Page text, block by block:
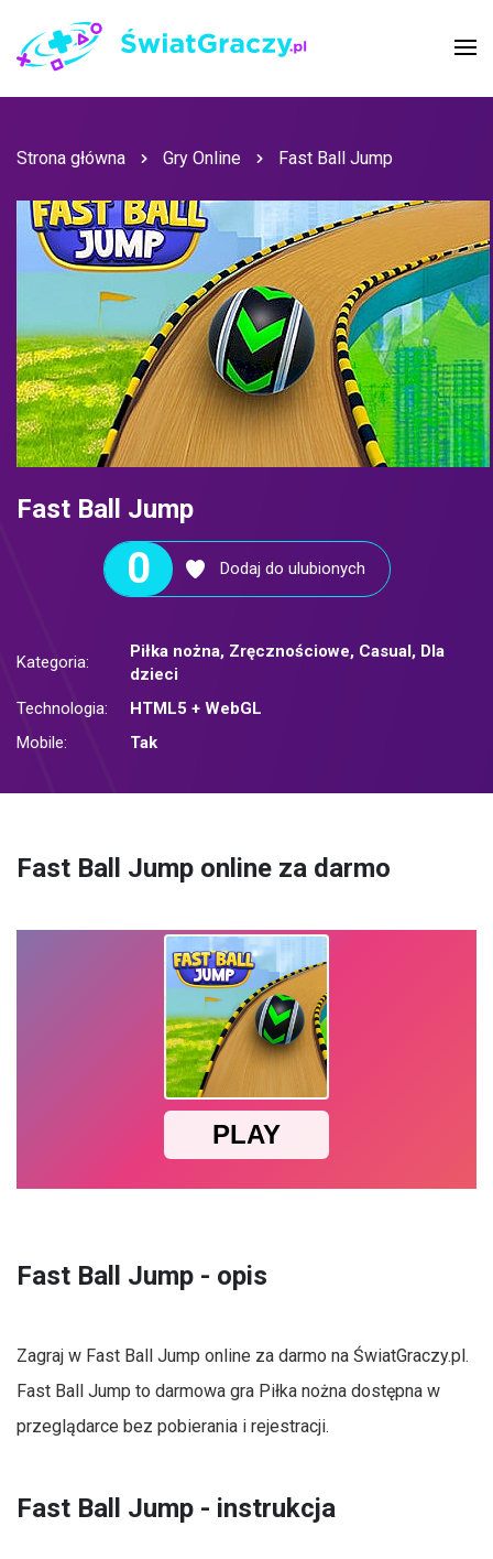
Strona główna Gry Online Fast Ball Jump
Fast Ball Jump
0 Dodaj do ulubionych
Kategoria:
Piłka nożna, Zręcznościowe, Casual , Dla
dzieci
Technologia:
HTML5 + WebGL
Mobile:
Tak
Fast Ball Jump online za darmo
Fast Ball Jump - opis
Zagraj w Fast Ball Jump online za darmo na ŚwiatGraczy.pl.
Fast Ball Jump to darmowa gra Piłka nożna dostępna w
przeglądarce bez pobierania i rejestracji.
Fast Ball Jump - instrukcja